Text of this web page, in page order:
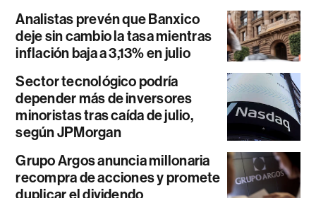
Analistas prevén que Banxico
deje sin cambio la tasa mientras
inflación baja a 3,13% en julio
Sector tecnológico podría
depender más de inversores
minoristas tras caída de julio,
según JPMorgan
Grupo Argos anuncia millonaria
recompra de acciones y promete
duplicar el dividendo